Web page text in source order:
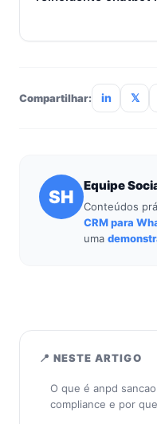
Compartilhar: in 𝕏
SH
Equipe
Conteúdos
CRM para
uma
📍 NESTE ARTIGO
O que é anpd
compliance e por